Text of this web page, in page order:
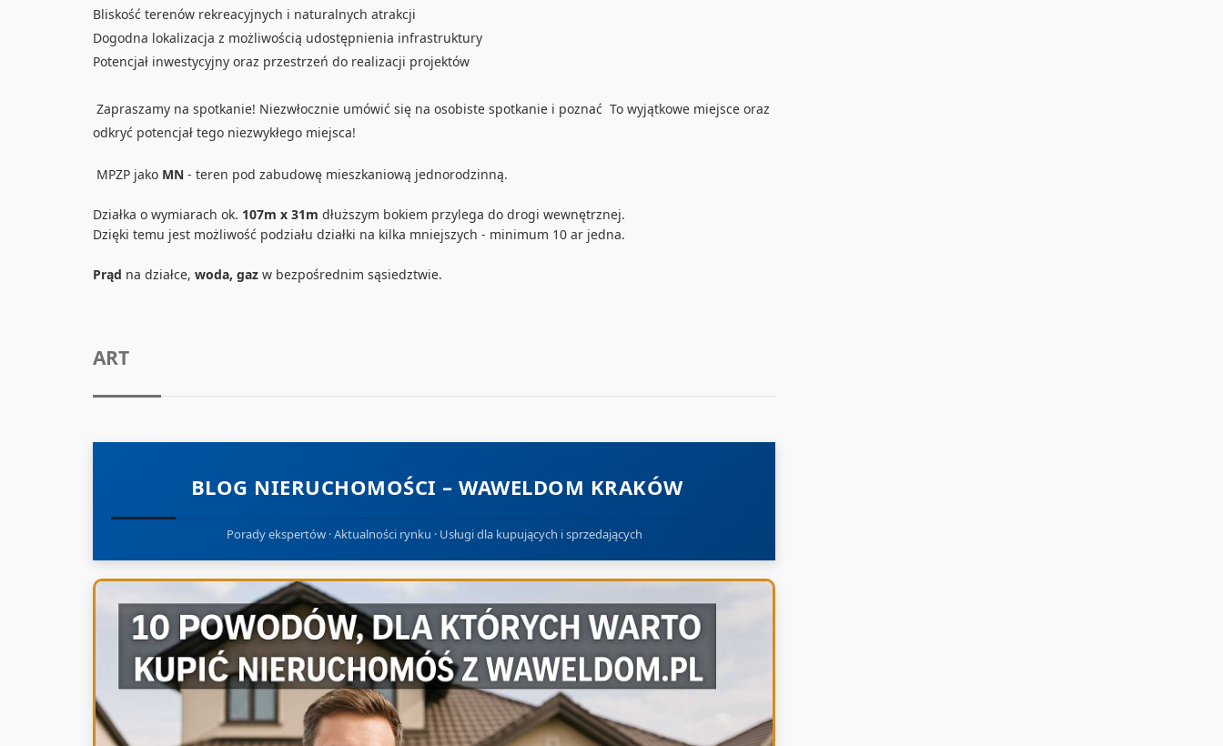
Bliskość terenów rekreacyjnych i naturalnych atrakcji
Dogodna lokalizacja z możliwością udostępnienia infrastruktury
Potencjał inwestycyjny oraz przestrzeń do realizacji projektów
Zapraszamy na spotkanie! Niezwłocznie umówić się na osobiste spotkanie i poznać To wyjątkowe miejsce oraz
odkryć potencjał tego niezwykłego miejsca!
MPZP jako MN - teren pod zabudowę mieszkaniową jednorodzinną.
Działka o wymiarach ok. 107m x 31m dłuższym bokiem przylega do drogi wewnętrznej.
Dzięki temu jest możliwość podziału działki na kilka mniejszych - minimum 10 ar jedna.
Prąd na działce, woda, gaz w bezpośrednim sąsiedztwie.
ART
BLOG NIERUCHOMOŚCI – WAWELDOM KRAKÓW
Porady ekspertów · Aktualności rynku · Usługi dla kupujących i sprzedających